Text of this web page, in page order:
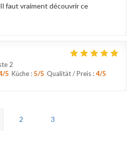
faut vraiment découvrir ce
2
/5 Küche :5/5 Qualität / Preis :4/5
2 3